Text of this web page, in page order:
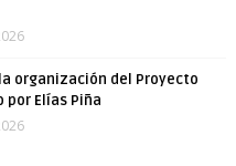
organización del Proyecto
por Elías Piña